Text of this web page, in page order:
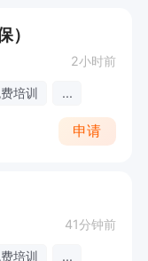
）
2小时前
培训 ...
申请
41分钟前
培训 ...